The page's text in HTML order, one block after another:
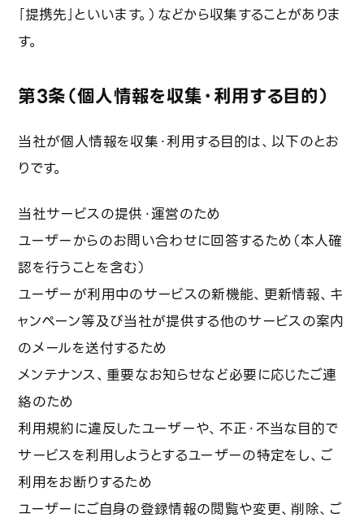
カーボンニュートラル戦略
資料請求
お問い合わせ
利用規約
｢提携先｣といいます。）などから収集することがありま
す。
第3条（個人情報を収集・利用する目的）
当社が個人情報を収集・利用する目的は、以下のとお
りです。
当社サービスの提供・運営のため
ユーザーからのお問い合わせに回答するため（本人確
認を行うことを含む）
ユーザーが利用中のサービスの新機能、更新情報、キ
ャンペーン等及び当社が提供する他のサービスの案内
のメールを送付するため
メンテナンス、重要なお知らせなど必要に応じたご連
絡のため
利用規約に違反したユーザーや、不正・不当な目的で
サービスを利用しようとするユーザーの特定をし、ご
利用をお断りするため
ユーザーにご自身の登録情報の閲覧や変更、削除、ご